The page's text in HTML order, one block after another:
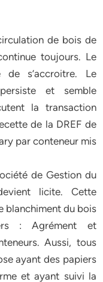
de bois de
toujours. Le
s’accroitre. Le
et semble
la transaction
de la DREF de
par conteneur mis
de Gestion du
licite. Cette
blanchiment du bois
: Agrément et
Aussi, tous
ayant des papiers
et ayant suivi la